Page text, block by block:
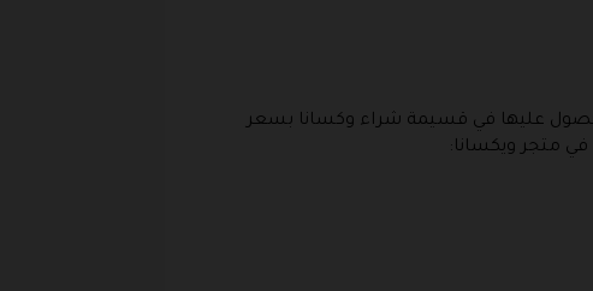
عليها في قسيمة شراء وكسانا بسعر